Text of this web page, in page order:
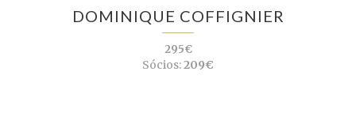
DOMINIQUE COFFIGNIER
295€
Sócios:209€